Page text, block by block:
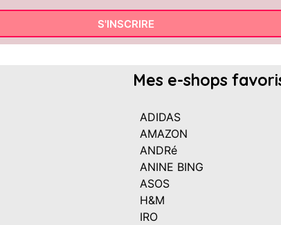
S'INSCRIRE
Mes e-shops
ADIDAS
AMAZON
ANDRé
ANINE BING
ASOS
H&M
IRO